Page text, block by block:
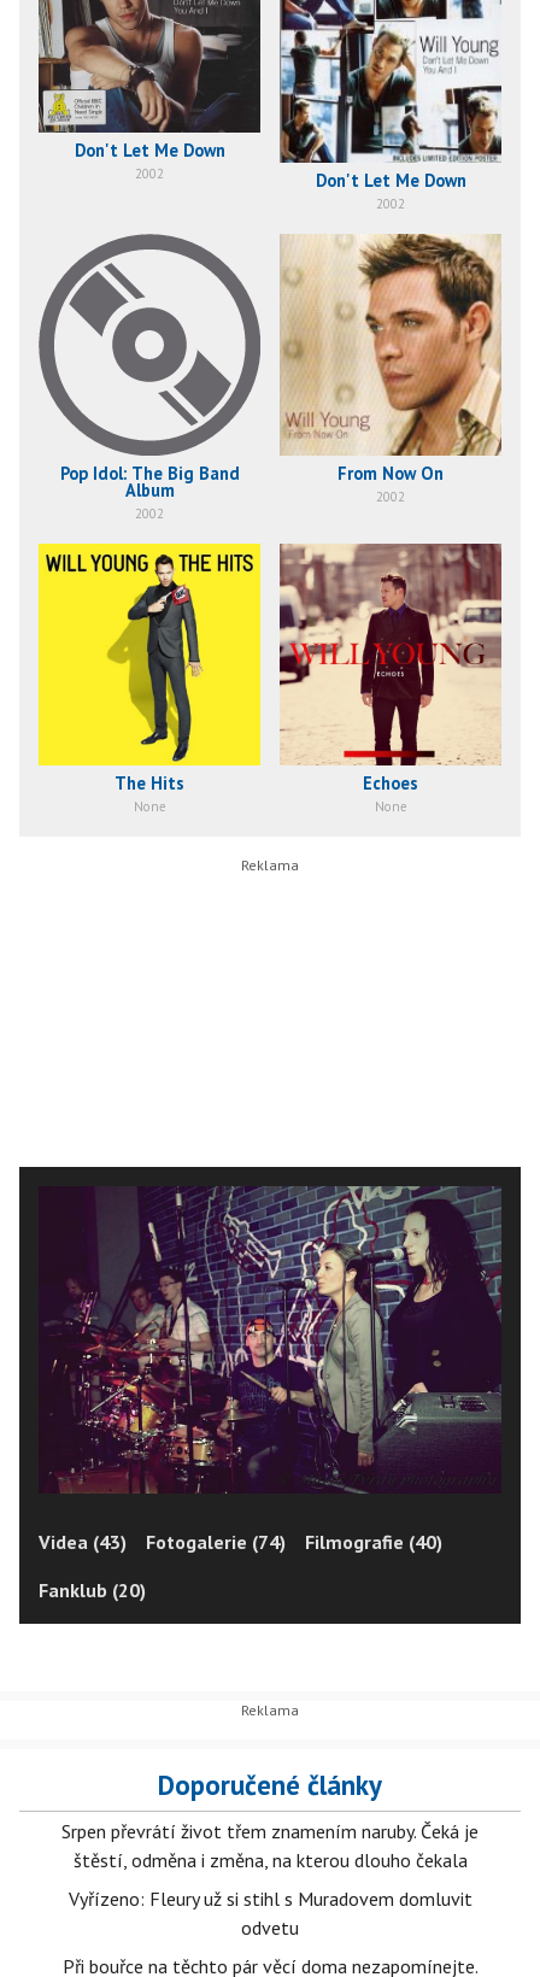
Don't Let Me Down
2002 Don't Let Me Down
2002
Pop Idol: The Big Band
Album
2002
From Now On
2002
The Hits
None
Echoes
None
Videa (43) Fotogalerie (74)
Filmografie (40)
Fanklub (20)
Doporučené články
Srpen převrátí život třem znamením naruby. Čeká je
štěstí, odměna i změna, na kterou dlouho čekala
Vyřízeno: Fleury už si stihl s Muradovem domluvit
odvetu
Při bouřce na těchto pár věcí doma nezapomínejte.